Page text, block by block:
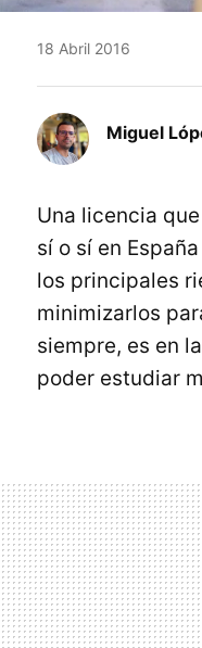
18 Abril 2016
Miguel
Una licencia
sí o sí en
los principales
minimizarlos
siempre, es en
poder estudiar